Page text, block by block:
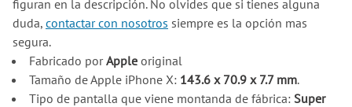
figuran en la descripción. No olvides que si tienes alguna
duda, contactar con nosotros siempre es la opción mas
segura.
Fabricado porAppleoriginal
Tamaño de Apple iPhone X: 143.6 x 70.9 x 7.7 mm.
Tipo de pantalla que viene montanda de fábrica: Super